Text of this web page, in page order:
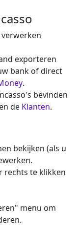
exporteren
bank of direct
.
bevinden
en de Klanten.
bekijken (als u
rechts te klikken
menu om